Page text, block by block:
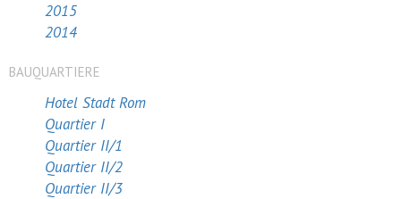
2015
2014
BAUQUARTIERE
Hotel Stadt Rom
Quartier I
Quartier II/1
Quartier II/2
Quartier II/3